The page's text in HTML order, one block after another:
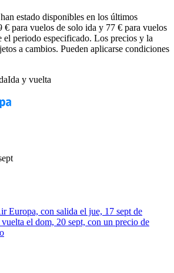
estado disponibles en los últimos
€ para vuelos de solo ida y 77 € para vuelos
el periodo especificado. Los precios y la
a cambios. Pueden aplicarse condiciones
Ida y vuelta
Europa, con salida el jue, 17 sept de
el dom, 20 sept, con un precio de